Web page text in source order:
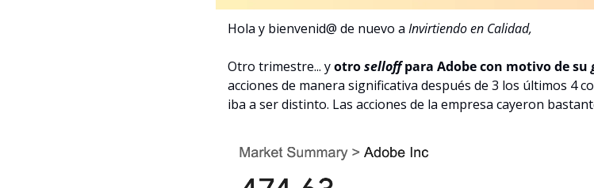
Hola y bienvenid@ de nuevo a Invirtiendo en Calidad,
Otro trimestre... y otro selloff para Adobe con motivo de su
acciones de manera significativa después de 3 los últimos 4
iba a ser distinto. Las acciones de la empresa cayeron